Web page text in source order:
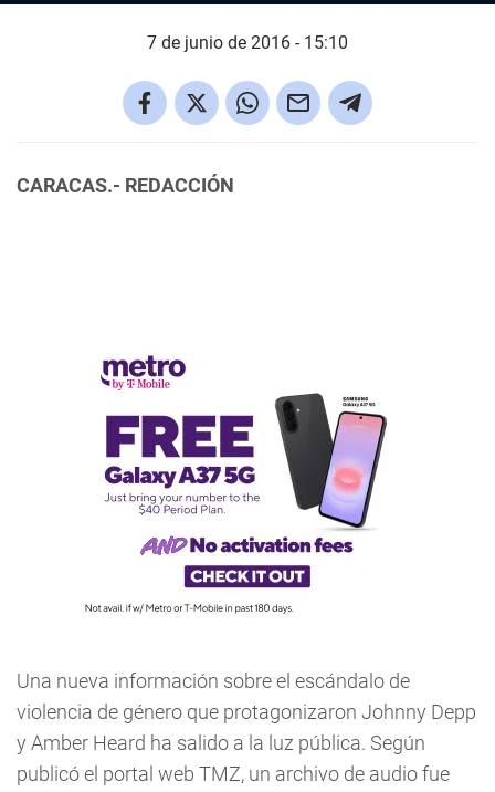
7 de junio de 2016 - 15:10
CARACAS.- REDACCIÓN
Una nueva información sobre el escándalo de
violencia de género que protagonizaron Johnny Depp
y Amber Heard ha salido a la luz pública. Según
publicó el portal web TMZ, un archivo de audio fue